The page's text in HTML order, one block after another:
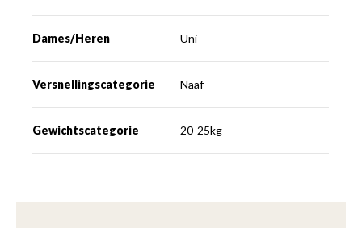
Dames/Heren Uni
Versnellingscategorie Naaf
Gewichtscategorie 20-25kg